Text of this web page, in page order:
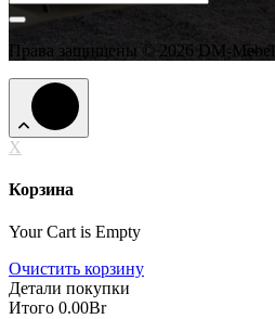
Права защищены © 2026 DM-Mebel
X
Корзина
Your Cart is Empty
Очистить корзину
Детали покупки
Итого 0.00Br